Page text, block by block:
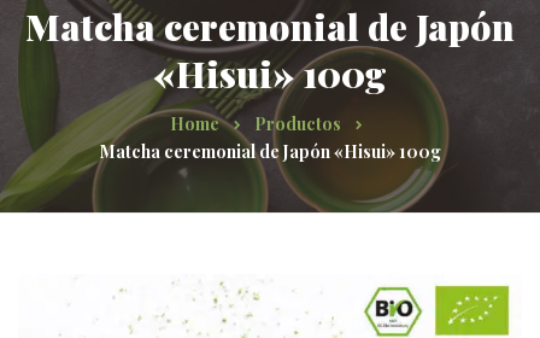
Matcha ceremonial de Japón
«Hisui» 100g
Home
Productos
Matcha ceremonial de Japón «Hisui» 100g